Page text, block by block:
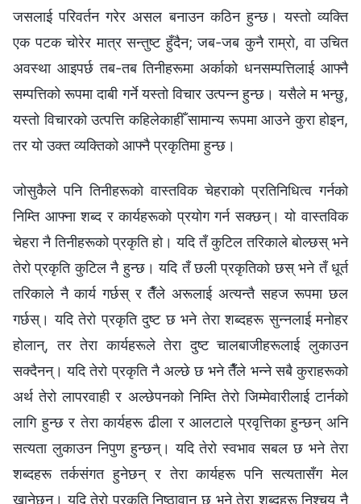
जसलाई परिवर्तन गरेर असल बनाउन कठिन हुन्छ। यस्तो व्यक्ति
एक पटक चोरेर मात्र सन्तुष्ट हुँदैन; जब-जब कुनै राम्रो, वा उचित
अवस्था आइपर्छ तब-तब तिनीहरूमा अर्काको धनसम्पत्तिलाई आफ्नै
सम्पत्तिको रूपमा दाबी गर्ने यस्तो विचार उत्पन्‍न हुन्छ। यसैले म भन्छु,
यस्तो विचारको उत्पत्ति कहिलेकाहीँ सामान्य रूपमा आउने कुरा होइन,
तर यो उक्त व्यक्तिको आफ्नै प्रकृतिमा हुन्छ।
जोसुकैले पनि तिनीहरूको वास्तविक चेहराको प्रतिनिधित्व गर्नको
निम्ति आफ्ना शब्द र कार्यहरूको प्रयोग गर्न सक्छन्। यो वास्तविक
चेहरा नै तिनीहरूको प्रकृति हो। यदि तँ कुटिल तरिकाले बोल्छस् भने
तेरो प्रकृति कुटिल नै हुन्छ। यदि तँ छली प्रकृतिको छस् भने तँ धूर्त
तरिकाले नै कार्य गर्छस् र तैँले अरूलाई अत्यन्तै सहज रूपमा छल
गर्छस्। यदि तेरो प्रकृति दुष्ट छ भने तेरा शब्दहरू सुन्‍नलाई मनोहर
होलान्, तर तेरा कार्यहरूले तेरा दुष्ट चालबाजीहरूलाई लुकाउन
सक्दैनन्। यदि तेरो प्रकृति नै अल्छे छ भने तैँले भन्‍ने सबै कुराहरूको
अर्थ तेरो लापरवाही र अल्छेपनको निम्ति तेरो जिम्मेवारीलाई टार्नको
लागि हुन्छ र तेरा कार्यहरू ढीला र आलटाले प्रवृत्तिका हुन्छन् अनि
सत्यता लुकाउन निपुण हुन्छन्। यदि तेरो स्वभाव सबल छ भने तेरा
शब्दहरू तर्कसंगत हुनेछन् र तेरा कार्यहरू पनि सत्यतासँग मेल
खानेछन्। यदि तेरो प्रकृति निष्ठावान छ भने तेरा शब्दहरू निश्‍चय नै